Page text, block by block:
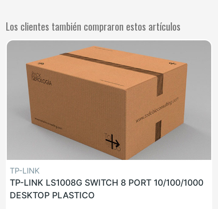
Los clientes también compraron estos artículos
TP-LINK
TP-LINK LS1008G SWITCH 8 PORT 10/100/1000
DESKTOP PLASTICO